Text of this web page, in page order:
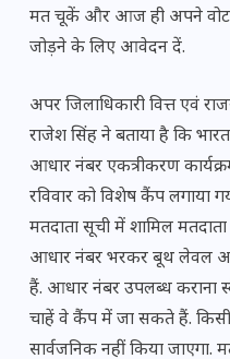
मत चूकें और आज ही अपने
जोड़ने के लिए आवेदन दें.
अपर जिलाधिकारी वित्त एवं
राजेश सिंह ने बताया है कि
आधार नंबर एकत्रीकरण
रविवार को विशेष कैंप लगाया
मतदाता सूची में शामिल
आधार नंबर भरकर बूथ लेवल
हैं. आधार नंबर उपलब्ध कराना
चाहें वे कैंप में जा सकते हैं. किसी
सार्वजनिक नहीं किया जाएगा.